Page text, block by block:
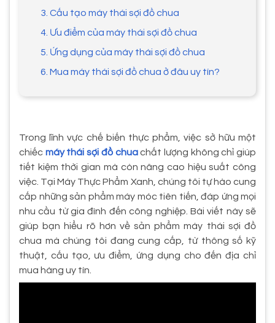
3. Cấu tạo máy thái sợi đồ chua
4. Ưu điểm của máy thái sợi đồ chua
5. Ứng dụng của máy thái sợi đồ chua
6. Mua máy thái sợi đồ chua ở đâu uy tín?
Trong lĩnh vực chế biến thực phẩm, việc sở hữu một
chiếc máy thái sợi đồ chuachất lượng không chỉ giúp
tiết kiệm thời gian mà còn nâng cao hiệu suất công
việc. Tại Máy Thực Phẩm Xanh, chúng tôi tự hào cung
cấp những sản phẩm máy móc tiên tiến, đáp ứng mọi
nhu cầu từ gia đình đến công nghiệp. Bài viết này sẽ
giúp bạn hiểu rõ hơn về sản phẩm máy thái sợi đồ
chua mà chúng tôi đang cung cấp, từ thông số kỹ
thuật, cấu tạo, ưu điểm, ứng dụng cho đến địa chỉ
mua hàng uy tín.